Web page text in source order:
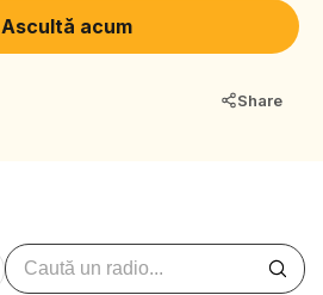
Ascultă acum
Share